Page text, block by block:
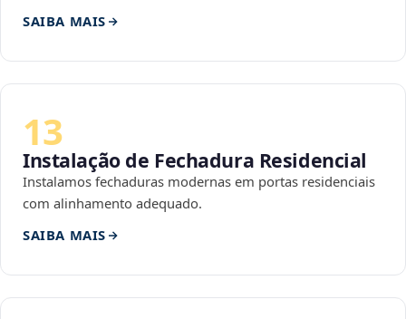
SAIBA MAIS
13
Instalação de Fechadura Residencial
Instalamos fechaduras modernas em portas residenciais
com alinhamento adequado.
SAIBA MAIS